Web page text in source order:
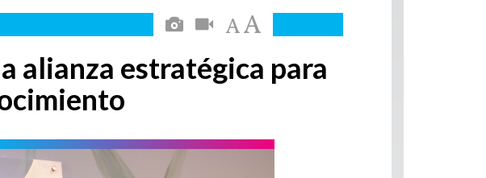
alianza estratégica para